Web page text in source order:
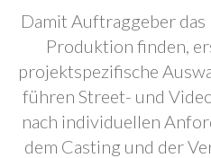
Damit Auftraggeber
Produktion finden,
projektspezifische
führen Street- und
nach individuellen
dem Casting und der